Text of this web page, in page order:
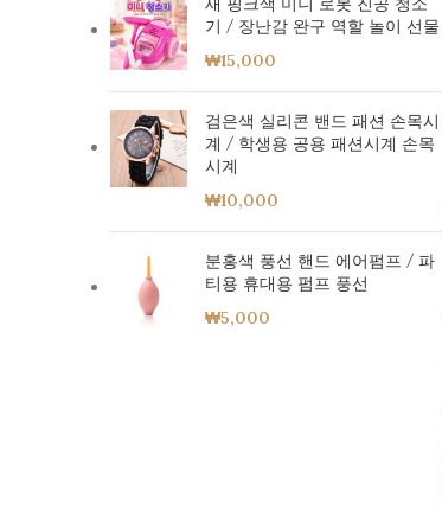
기 / 장난감 완구 역할 놀이 선물
₩15,000
검은색 실리콘 밴드 패션 손목시
계 / 학생용 공용 패션시계 손목
시계
₩10,000
분홍색 풍선 핸드 에어펌프 / 파
티용 휴대용 펌프 풍선
₩5,000